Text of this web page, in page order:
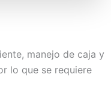
manejo de caja y
lo que se requiere